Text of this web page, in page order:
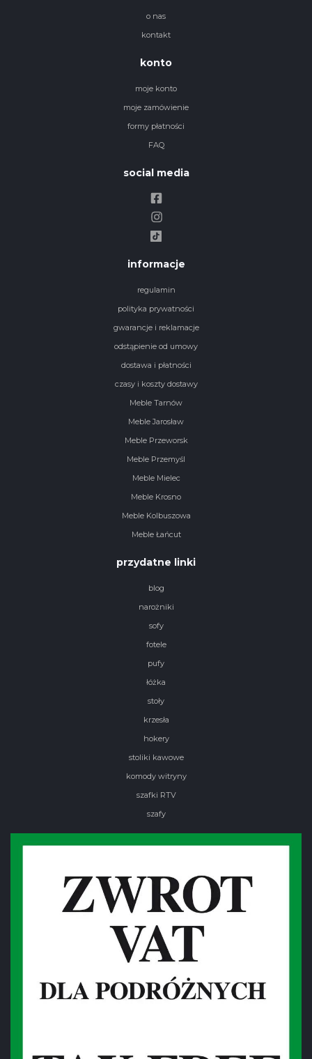
o nas
kontakt
konto
moje konto
moje zamówienie
formy płatności
FAQ
social media
informacje
regulamin
polityka prywatności
gwarancje i reklamacje
odstąpienie od umowy
dostawa i płatności
czasy i koszty dostawy
Meble Tarnów
Meble Jarosław
Meble Przeworsk
Meble Przemyśl
Meble Mielec
Meble Krosno
Meble Kolbuszowa
Meble Łańcut
przydatne linki
blog
narożniki
sofy
fotele
pufy
łóżka
stoły
krzesła
hokery
stoliki kawowe
komody witryny
szafki RTV
szafy